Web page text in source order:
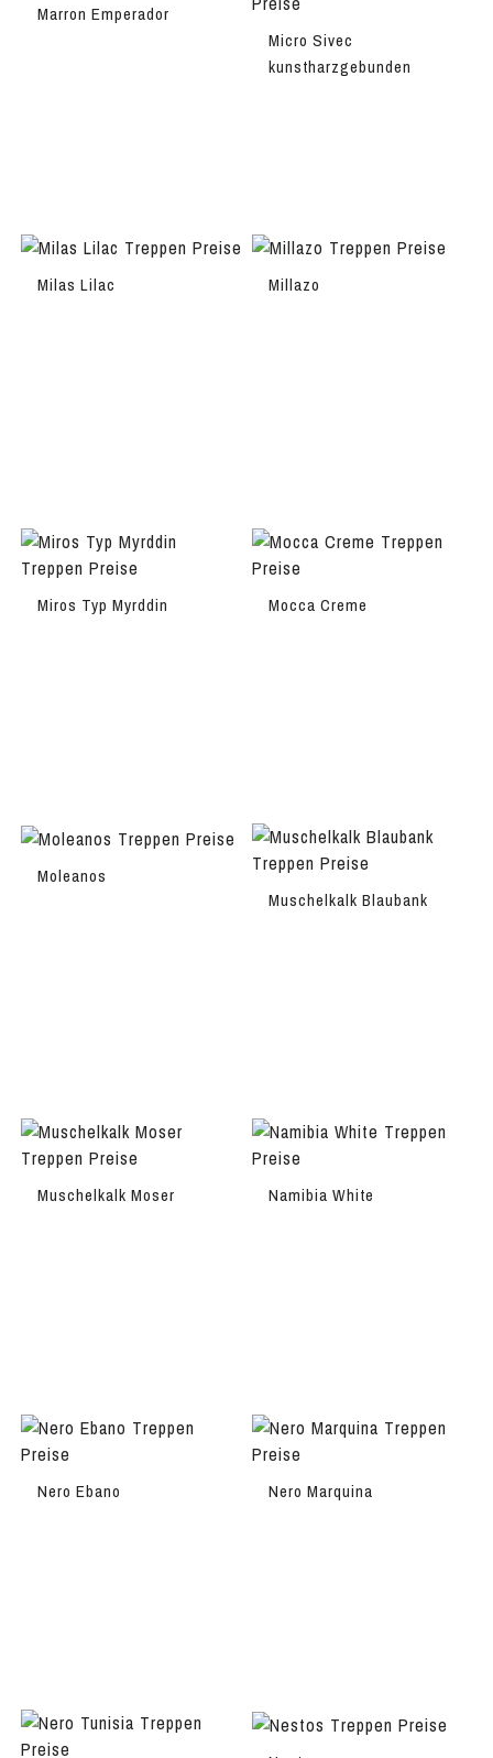
Marron Emperador
Micro Sivec
kunstharzgebunden
Milas Lilac Millazo
Miros Typ Myrddin Mocca Creme
Moleanos
Muschelkalk Blaubank
Muschelkalk Moser Namibia White
Nero Ebano Nero Marquina